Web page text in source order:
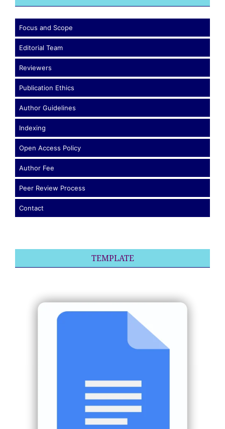
Focus and Scope
Editorial Team
Reviewers
Publication Ethics
Author Guidelines
Indexing
Open Access Policy
Author Fee
Peer Review Process
Contact
TEMPLATE